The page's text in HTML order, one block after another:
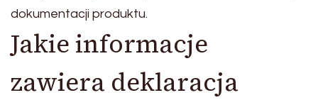
dokumentacji produktu.
Jakie informacje
zawiera deklaracja